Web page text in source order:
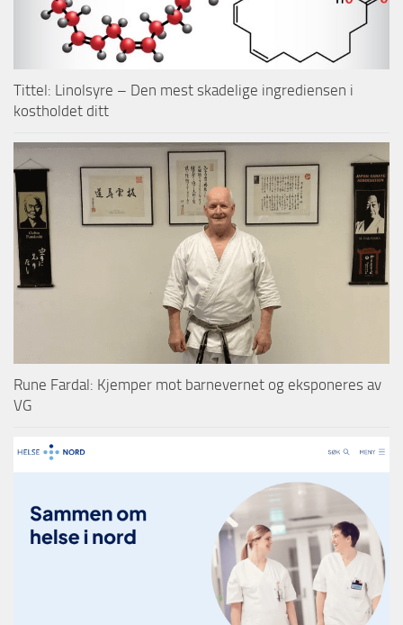
Tittel: Linolsyre – Den mest skadelige ingrediensen i
kostholdet ditt
Rune Fardal: Kjemper mot barnevernet og eksponeres av
VG